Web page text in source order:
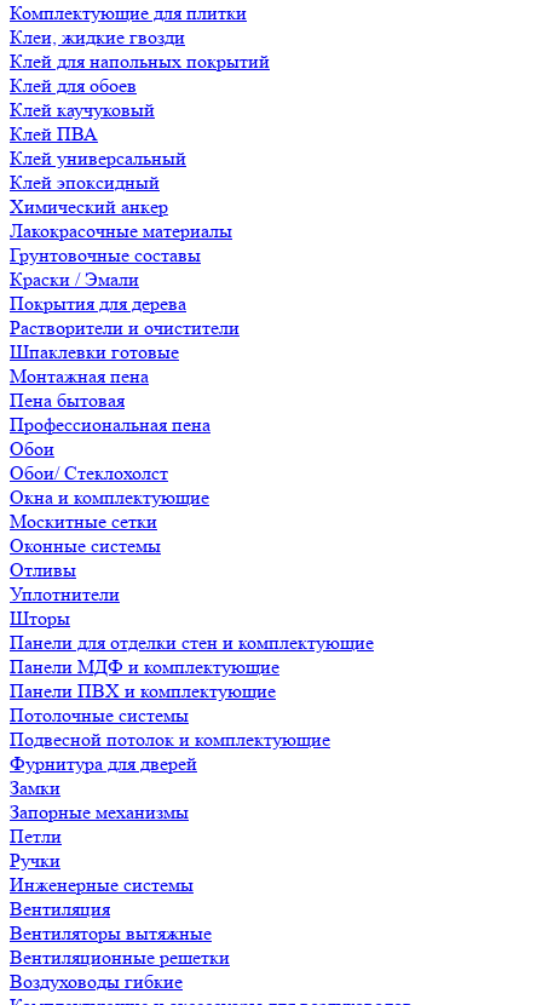
Комплектующие для плитки
Клеи, жидкие гвозди
Клей для напольных покрытий
Клей для обоев
Клей каучуковый
Клей ПВА
Клей универсальный
Клей эпоксидный
Химический анкер
Лакокрасочные материалы
Грунтовочные составы
Краски / Эмали
Покрытия для дерева
Растворители и очистители
Шпаклевки готовые
Монтажная пена
Пена бытовая
Профессиональная пена
Обои
Обои/ Стеклохолст
Окна и комплектующие
Москитные сетки
Оконные системы
Отливы
Уплотнители
Шторы
Панели для отделки стен и комплектующие
Панели МДФ и комплектующие
Панели ПВХ и комплектующие
Потолочные системы
Подвесной потолок и комплектующие
Фурнитура для дверей
Замки
Запорные механизмы
Петли
Ручки
Инженерные системы
Вентиляция
Вентиляторы вытяжные
Вентиляционные решетки
Воздуховоды гибкие